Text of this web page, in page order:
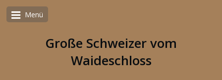
Menü
Große Schweizer vom
Waideschloss